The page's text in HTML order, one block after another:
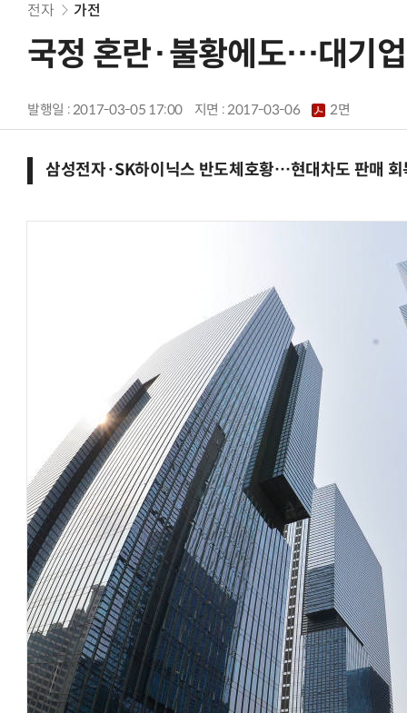
전자 가전
국정 혼란·불황에도…대기업
발행일 : 2017-03-05 17:00 지면 :2017-03-06 2면
삼성전자·SK하이닉스 반도체호황…현대차도 판매 회
체계화 된 데이터가 곧 AI 시대의 경쟁력이다